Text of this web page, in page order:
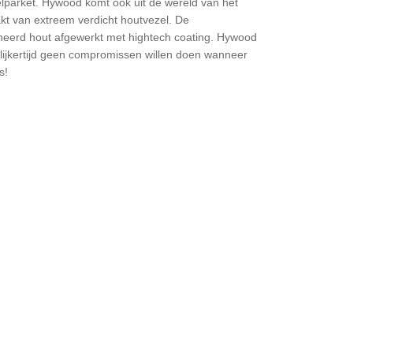
van extreem verdicht houtvezel. De
hout afgewerkt met hightech coating. Hywood
geen compromissen willen doen wanneer